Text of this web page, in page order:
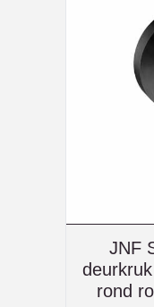
JNF
rond